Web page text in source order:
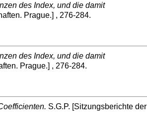
des Index, und die damit
Prague.] , 276-284.
des Index, und die damit
Prague.] , 276-284.
S.G.P. [Sitzungsberichte der